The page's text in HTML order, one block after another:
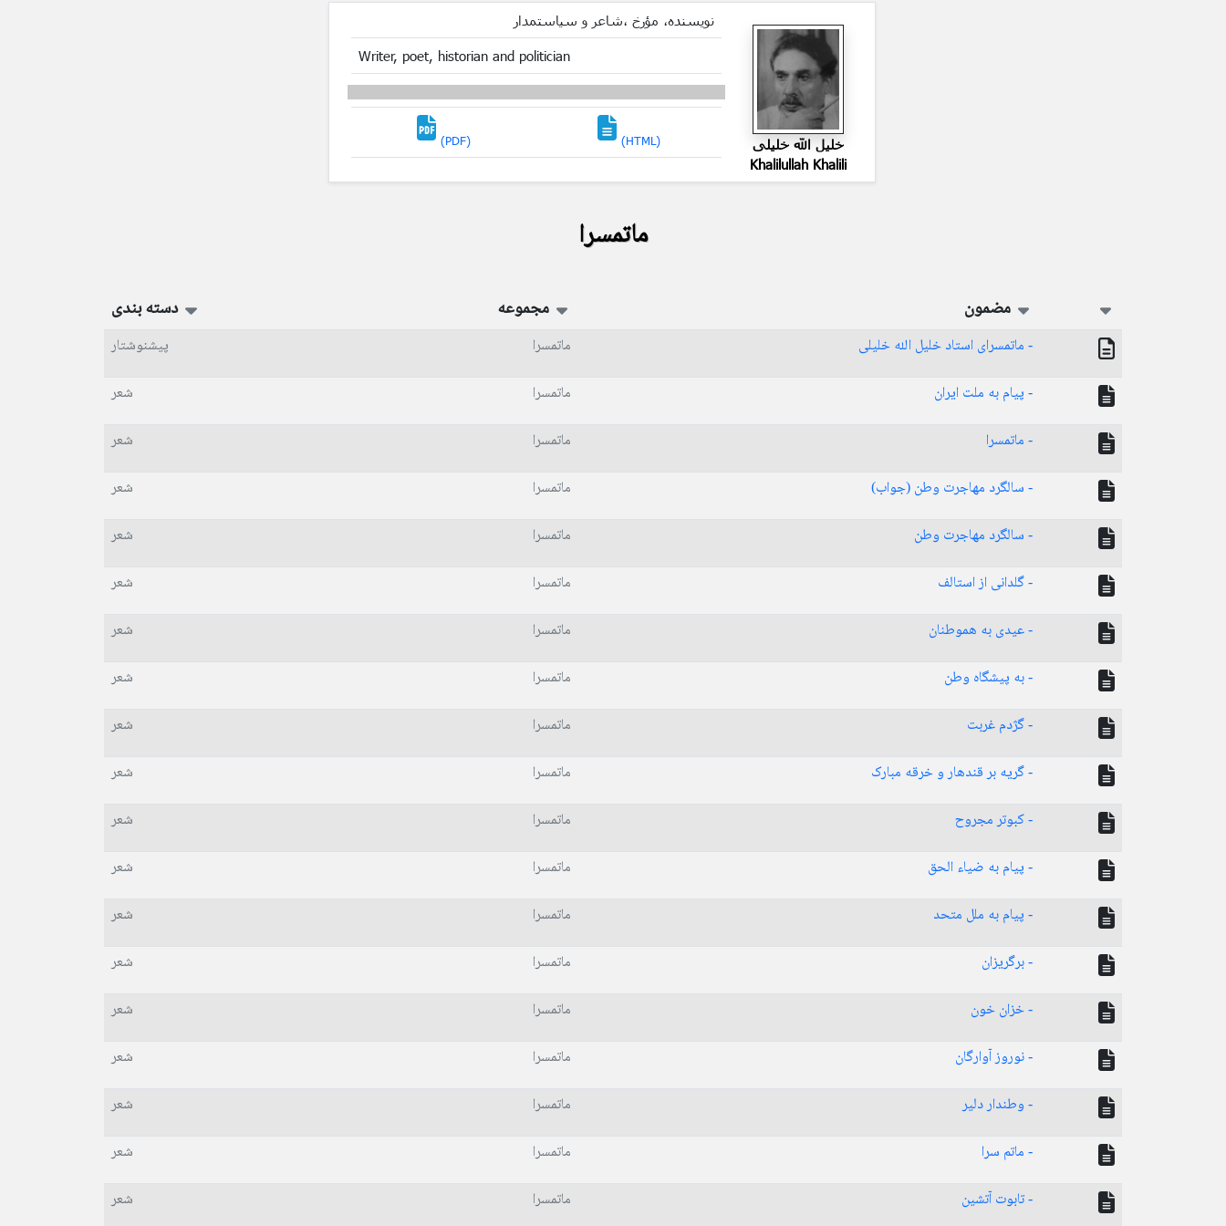
نویسنده، مؤرخ ،شاعر و سیاستمدار
Writer, poet, historian and politician
(PDF) (HTML)
خلیل الله خلیلی
Khalilullah Khalili
ماتمسرا
مضمون مجموعه دسته بندی
- ماتمسرای استاد خلیل الله خلیلی ماتمسرا
پیشنوشتار
- پیام به ملت ایران
ماتمسرا
شعر
- ماتمسرا
ماتمسرا
شعر
- سالگرد مهاجرت وطن (جواب)
ماتمسرا
شعر
- سالگرد مهاجرت وطن
ماتمسرا
شعر
- گلدانی از استالف
ماتمسرا
شعر
- عیدی به هموطنان
ماتمسرا
شعر
- به پیشگاه وطن
ماتمسرا
شعر
- گژدم غربت
ماتمسرا
شعر
- گریه بر قندهار و خرقه مبارک
ماتمسرا
شعر
- کبوتر مجروح
ماتمسرا
شعر
- پیام به ضیاء الحق
ماتمسرا
شعر
- پیام به ملل متحد
ماتمسرا
شعر
- برگریزان
ماتمسرا
شعر
- خزان خون
ماتمسرا
شعر
- نوروز آوارگان
ماتمسرا
شعر
- وطندار دلیر
ماتمسرا
شعر
- ماتم سرا
ماتمسرا
شعر
- تابوت آتشین
ماتمسرا شعر